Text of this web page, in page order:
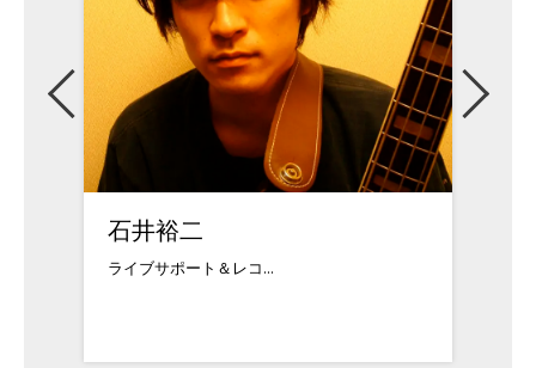
石井裕二
ライブサポート＆レコ...